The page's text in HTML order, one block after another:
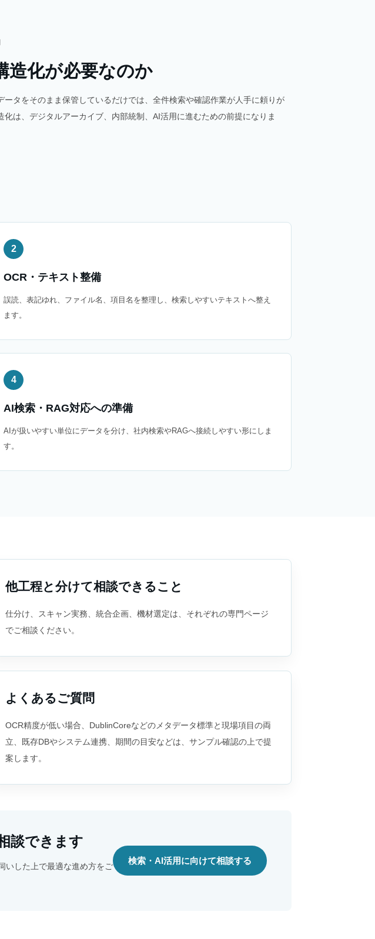
造化が必要なのか
ータをそのまま保管しているだけでは、全件検索や確認作業が人手に頼りが
化は、デジタルアーカイブ、内部統制、AI活用に進むための前提になりま
2
OCR・テキスト整備
誤読、表記ゆれ、ファイル名、項目名を整理し、検索しやすいテキストへ整え
ます。
4
AI検索・RAG対応への準備
AIが扱いやすい単位にデータを分け、社内検索やRAGへ接続しやすい形にしま
す。
他工程と分けて相談できること
仕分け、スキャン実務、統合企画、機材選定は、それぞれの専門ページ
でご相談ください。
よくあるご質問
OCR精度が低い場合、DublinCoreなどのメタデータ標準と現場項目の両
立、既存DBやシステム連携、期間の目安などは、サンプル確認の上で提
案します。
談できます
いした上で最適な進め方をご
検索・AI活用に向けて相談する